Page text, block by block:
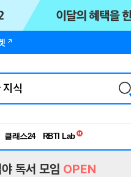
클래스24
RBTI Lab
독서유형검사
독서 모임 OPEN